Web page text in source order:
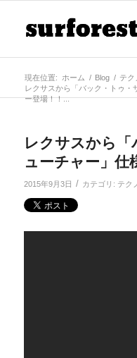
現在位置: ホーム / Blog / テク
レクサスから「バック・トゥ・
ー登場！！...
レクサスから「
ューチャー」仕
2015年9月3日 / カテゴリ: テク